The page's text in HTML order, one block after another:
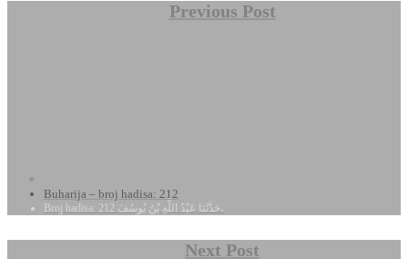
Previous Post
Buharija – broj hadisa: 212
Broj hadisa: 212 حَدَّثَنَا عَبْدُ اللَّهِ بْنُ يُوسُفَ،
Next Post